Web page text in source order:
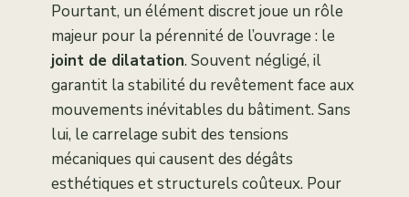
Pourtant, un élément discret joue un rôle
majeur pour la pérennité de l’ouvrage : le
joint de dilatation. Souvent négligé, il
garantit la stabilité du revêtement face aux
mouvements inévitables du bâtiment. Sans
lui, le carrelage subit des tensions
mécaniques qui causent des dégâts
esthétiques et structurels coûteux. Pour